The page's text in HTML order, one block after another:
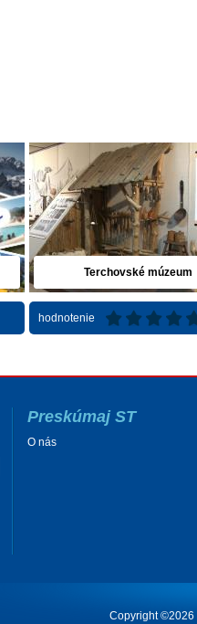
Terchovské múzeum
hodnotenie
Preskúmaj ST
O nás
Copyright ©2026